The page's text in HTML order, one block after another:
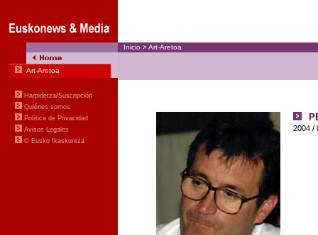
2004 /
Art-Aretoa
Harpidetza/Suscripción
Quiénes somos
Política de Privacidad
Avisos Legales
© Eusko Ikaskuntza
Inicio >Art-Aretoa